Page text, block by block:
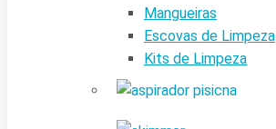
Mangueiras
Escovas de Limpeza
Kits de Limpeza